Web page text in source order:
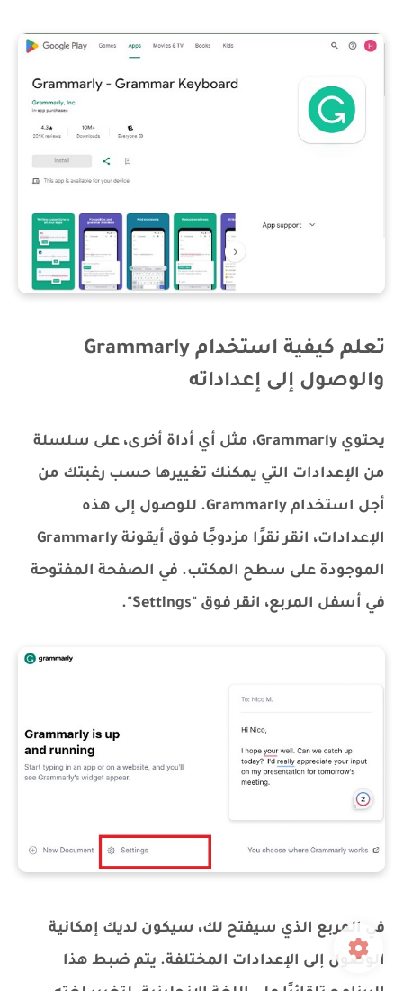
تعلم كيفية استخدام Grammarly
والوصول إلى إعداداته
يحتوي Grammarly، مثل أي أداة أخرى، على سلسلة
من الإعدادات التي يمكنك تغييرها حسب رغبتك من
أجل استخدام Grammarly. للوصول إلى هذه
الإعدادات، انقر نقرًا مزدوجًا فوق أيقونة Grammarly
الموجودة على سطح المكتب. في الصفحة المفتوحة
في أسفل المربع، انقر فوق "Settings".
في المربع الذي سيفتح لك، سيكون لديك إمكانية
الوصول إلى الإعدادات المختلفة. يتم ضبط هذا